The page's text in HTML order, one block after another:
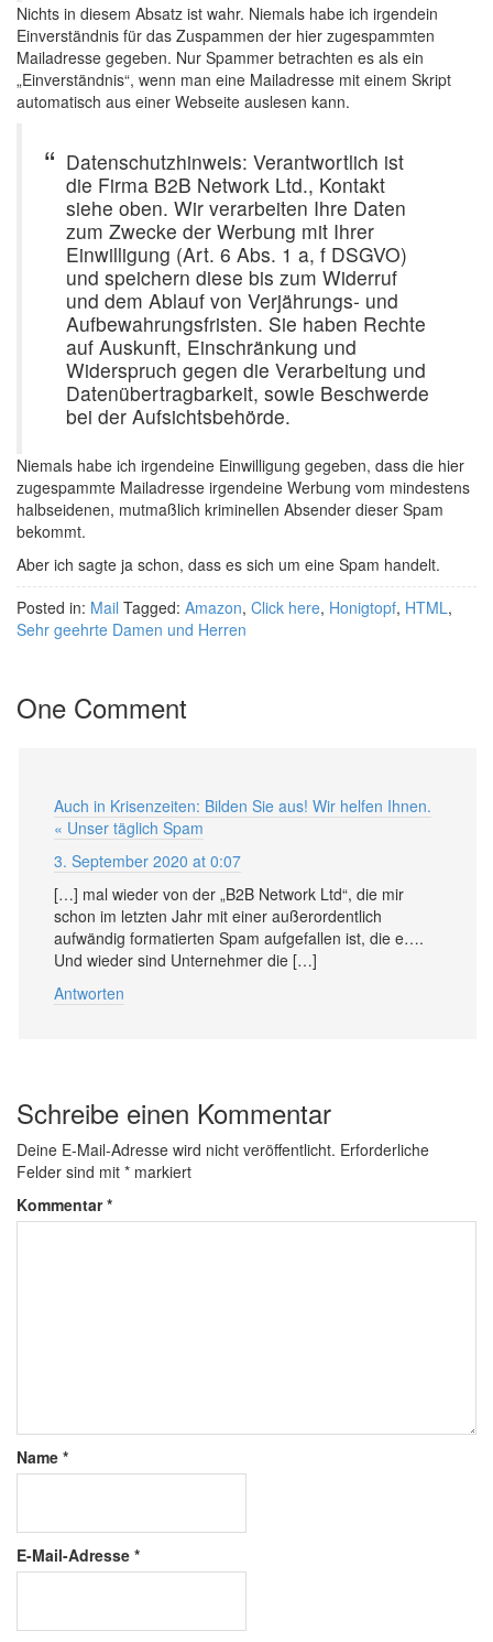
Nichts in diesem Absatz ist wahr. Niemals habe ich irgendein
Einverständnis für das Zuspammen der hier zugespammten
Mailadresse gegeben. Nur Spammer betrachten es als ein
„Einverständnis“, wenn man eine Mailadresse mit einem Skript
automatisch aus einer Webseite auslesen kann.
Datenschutzhinweis: Verantwortlich ist
die Firma B2B Network Ltd., Kontakt
siehe oben. Wir verarbeiten Ihre Daten
zum Zwecke der Werbung mit Ihrer
Einwilligung (Art. 6 Abs. 1 a, f DSGVO)
und speichern diese bis zum Widerruf
und dem Ablauf von Verjährungs- und
Aufbewahrungsfristen. Sie haben Rechte
auf Auskunft, Einschränkung und
Widerspruch gegen die Verarbeitung und
Datenübertragbarkeit, sowie Beschwerde
bei der Aufsichtsbehörde.
Niemals habe ich irgendeine Einwilligung gegeben, dass die hier
zugespammte Mailadresse irgendeine Werbung vom mindestens
halbseidenen, mutmaßlich kriminellen Absender dieser Spam
bekommt.
Aber ich sagte ja schon, dass es sich um eine Spam handelt.
Posted in: Mail Tagged: Amazon, Click here, Honigtopf, HTML,
Sehr geehrte Damen und Herren
One Comment
Auch in Krisenzeiten: Bilden Sie aus! Wir helfen Ihnen.
« Unser täglich Spam
3. September 2020 at 0:07
[…] mal wieder von der „B2B Network Ltd“, die mir
schon im letzten Jahr mit einer außerordentlich
aufwändig formatierten Spam aufgefallen ist, die e….
Und wieder sind Unternehmer die […]
Antworten
Schreibe einen Kommentar
Deine E-Mail-Adresse wird nicht veröffentlicht. Erforderliche
Felder sind mit * markiert
Kommentar*
Name *
E-Mail-Adresse *